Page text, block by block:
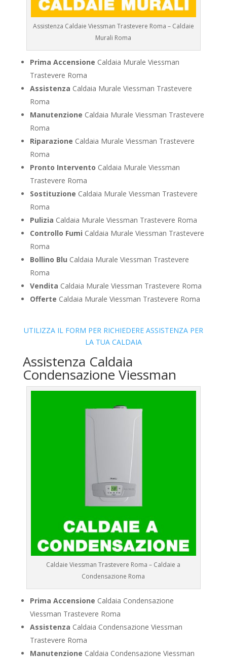
Assistenza Caldaie Viessman Trastevere Roma – Caldaie
Murali Roma
Prima Accensione Caldaia Murale Viessman
Trastevere Roma
Assistenza Caldaia Murale Viessman Trastevere
Roma
Manutenzione Caldaia Murale Viessman Trastevere
Roma
Riparazione Caldaia Murale Viessman Trastevere
Roma
Pronto Intervento Caldaia Murale Viessman
Trastevere Roma
Sostituzione Caldaia Murale Viessman Trastevere
Roma
Pulizia Caldaia Murale Viessman Trastevere Roma
Controllo Fumi Caldaia Murale Viessman Trastevere
Roma
Bollino Blu Caldaia Murale Viessman Trastevere
Roma
Vendita Caldaia Murale Viessman Trastevere Roma
Offerte Caldaia Murale Viessman Trastevere Roma
UTILIZZA IL FORM PER RICHIEDERE ASSISTENZA PER
LA TUA CALDAIA
Assistenza Caldaia
Condensazione Viessman
Caldaie Viessman Trastevere Roma – Caldaie a
Condensazione Roma
Prima Accensione Caldaia Condensazione
Viessman Trastevere Roma
Assistenza Caldaia Condensazione Viessman
Trastevere Roma
Manutenzione Caldaia Condensazione Viessman